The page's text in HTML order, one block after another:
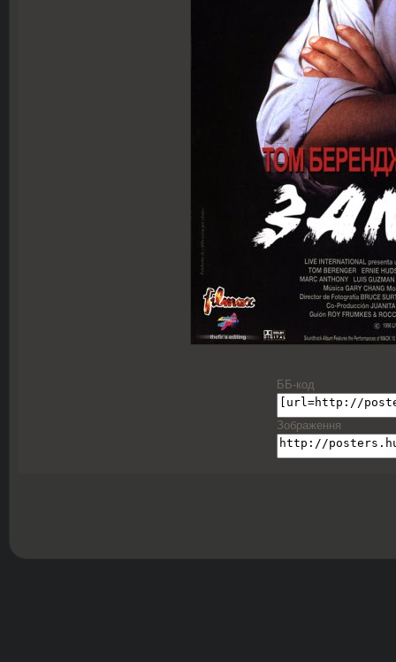
ББ-код
Зображення